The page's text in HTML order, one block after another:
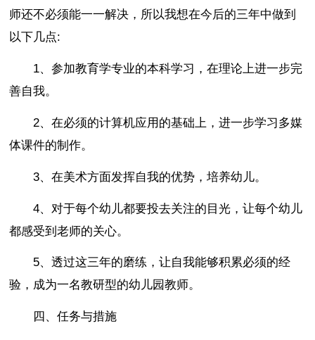
师还不必须能一一解决，所以我想在今后的三年中做到
以下几点:
1、参加教育学专业的本科学习，在理论上进一步完
善自我。
2、在必须的计算机应用的基础上，进一步学习多媒
体课件的制作。
3、在美术方面发挥自我的优势，培养幼儿。
4、对于每个幼儿都要投去关注的目光，让每个幼儿
都感受到老师的关心。
5、透过这三年的磨练，让自我能够积累必须的经
验，成为一名教研型的幼儿园教师。
四、任务与措施